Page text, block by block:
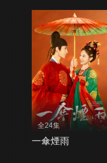
全24集
一傘煙雨